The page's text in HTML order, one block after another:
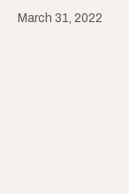
March 31, 2022